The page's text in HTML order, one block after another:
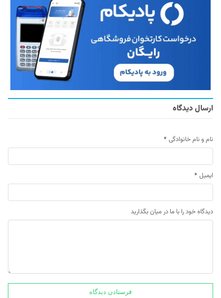
ارسال دیدگاه
نام و نام خانوادگی *
ایمیل *
دیدگاه خود را با ما در میان بگذارید